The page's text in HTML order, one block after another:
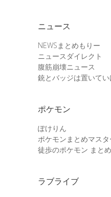
ニュース
NEWSまとめもりー
ニュースダイレクト
腹筋崩壊ニュース
銃とバッジは置いてい
ポケモン
ぽけりん
ポケモンまとめマスタ
徒歩のポケモン まと
ラブライブ